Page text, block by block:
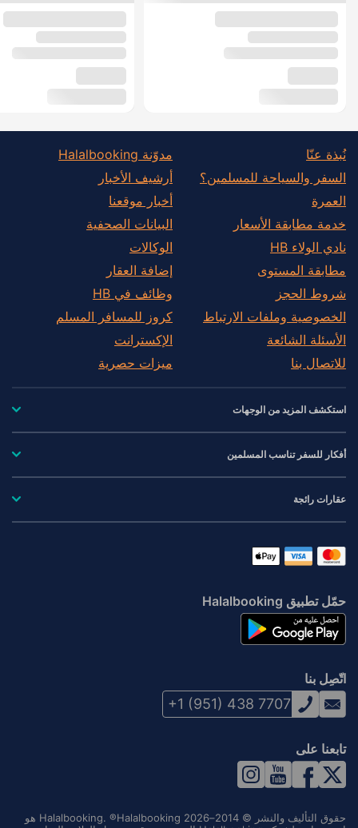
نُبذة عنّا
السفر والسياحة للمسلمين؟
العمرة
خدمة مطابقة الأسعار
نادي الولاء HB
مطابقة المستوى
شروط الحجز
الخصوصية وملفات الارتباط
الأسئلة الشائعة
للاتصال بنا
مدوّنة Halalbooking
أرشيف الأخبار
أخبار موقعنا
البيانات الصحفية
الوكالات
إضافة العقار
وظائف في HB
كروز للمسافر المسلم
الإكسترانت
ميزات حصرية
استكشف المزيد من الوجهات
أفكار للسفر تناسب المسلمين
عقارات رائجة
حمّل تطبيق Halalbooking
اتّصِل بنا
+1 (951) 438 7707
تابعنا على
حقوق التأليف والنشر © 2014–2026 Halalbooking. ®Halalbooking هو